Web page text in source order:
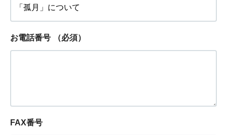
お電話番号 （必須）
FAX番号